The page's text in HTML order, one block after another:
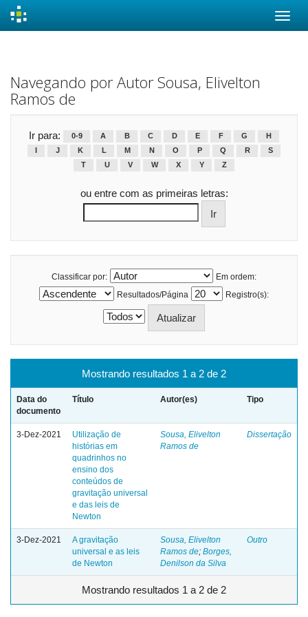
Navegando por Autor Sousa, Elivelton
Ramos de
Ir para: 0-9 A B C D E F G
H
J K L M N O P Q R
S
T
U V W X Y Z
ou entre com as primeiras letras:
Classificar por:
Em ordem:
Resultados/Página
Registro(s):
Mostrando resultados 1 a 2 de 2
Data do
documento
Título Autor(es) Tipo
3-Dez-2021
Utilização de
histórias em
quadrinhos no
ensino dos
conteúdos de
gravitação universal
e das leis de
Newton
Sousa, Elivelton
Ramos de
Dissertação
3-Dez-2021
A gravitação
universal e as leis
de Newton
Sousa, Elivelton
Ramos de; Borges,
Denilson da Silva
Outro
Mostrando resultados 1 a 2 de 2